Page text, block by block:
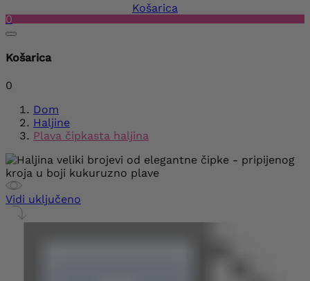
Košarica
0
Košarica
0
Dom
Haljine
Plava čipkasta haljina
Vidi uključeno